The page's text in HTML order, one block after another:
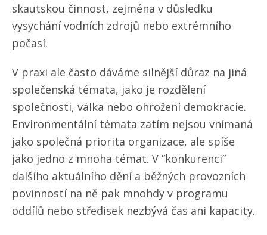
skautskou činnost, zejména v důsledku
vysychání vodních zdrojů nebo extrémního
počasí.
V praxi ale často dáváme silnější důraz na jiná
společenská témata, jako je rozdělení
společnosti, válka nebo ohrožení demokracie.
Environmentální témata zatím nejsou vnímaná
jako společná priorita organizace, ale spíše
jako jedno z mnoha témat. V ”konkurenci”
dalšího aktuálního dění a běžných provozních
povinností na ně pak mnohdy v programu
oddílů nebo středisek nezbývá čas ani kapacity.